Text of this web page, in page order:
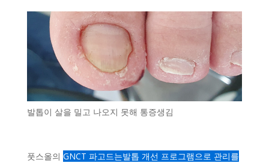
발톱이 살을 밀고 나오지 못해 통증생김
풋스올의 GNCT 파고드는발톱 개선 프로그램으로 관리를